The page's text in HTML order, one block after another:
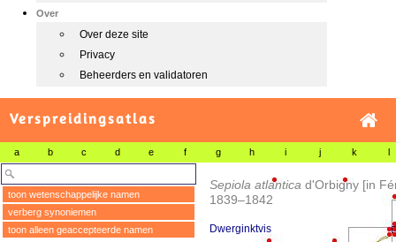
Over
Over deze site
Privacy
Beheerders en validatoren
Verspreidingsatlas
a b c d e f g h i j k l
toon wetenschappelijke namen
verberg synoniemen
toon alleen geaccepteerde namen
Sepiola atlantica d'Orbigny [in
1839–1842
Dwerginktvis